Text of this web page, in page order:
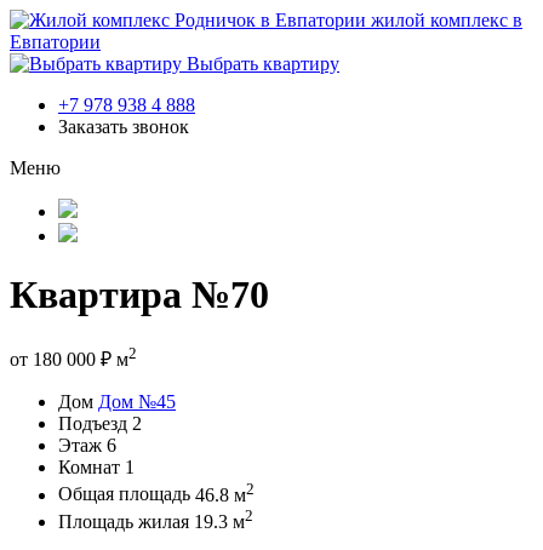
жилой комплекс в
Евпатории
Выбрать квартиру
+7 978 938 4 888
Заказать звонок
Меню
Квартира №70
от 180 000 ₽ м2
Дом Дом №45
Подъезд 2
Этаж 6
Комнат 1
Общая площадь 46.8 м2
Площадь жилая 19.3 м2